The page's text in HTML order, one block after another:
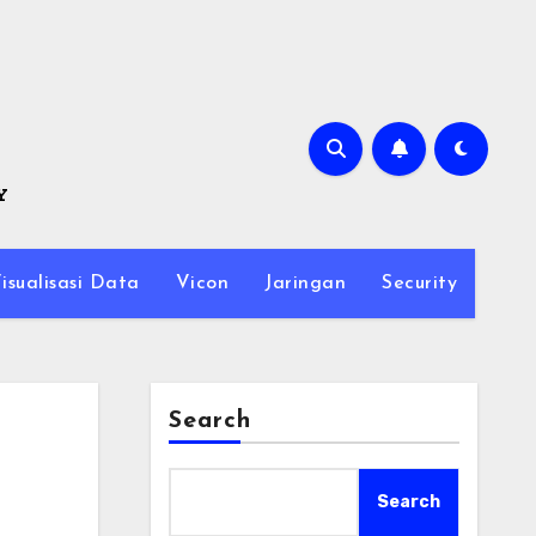
Data Vicon Jaringan Security
Search
Search